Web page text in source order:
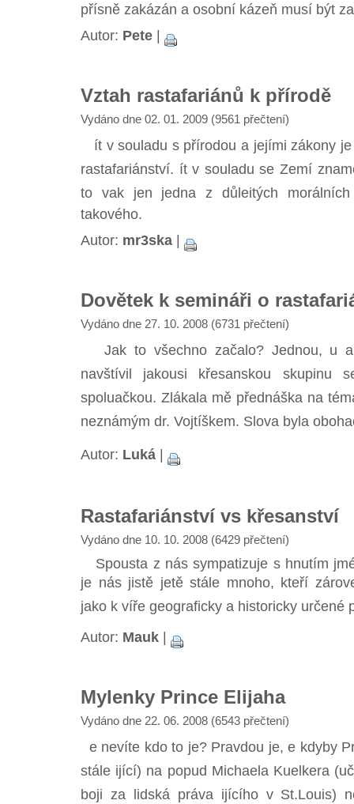
přísně zakázán a osobní kázeň musí být
Autor: Pete |
Vztah rastafariánů k přírodě
Vydáno dne 02. 01. 2009 (9561 přečtení)
ít v souladu s přírodou a jejími zákony je
rastafariánství. ít v souladu se Zemí
to vak jen jedna z důleitých
takového.
Autor: mr3ska |
Dovětek k semináři o
Vydáno dne 27. 10. 2008 (6731 přečtení)
Jak to všechno začalo? Jednou, u
navštívil jakousi křesanskou skupinu
spoluačkou. Zlákala mě přednáška na
neznámým dr. Vojtíškem. Slova byla
Autor: Luká |
Rastafariánství vs křesanství
Vydáno dne 10. 10. 2008 (6429 přečtení)
Spousta z nás sympatizuje s hnutím
je nás jistě jetě stále mnoho, kteří
jako k víře geograficky a historicky určené
Autor: Mauk |
Mylenky Prince Elijaha
Vydáno dne 22. 06. 2008 (6543 přečtení)
e nevíte kdo to je? Pravdou je, e kdyby
stále ijící) na popud Michaela Kuelkera
boji za lidská práva ijícího v St.Louis)